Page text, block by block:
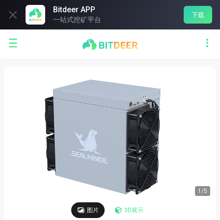

Bitdeer APP
一站式挖矿平台
下载
 
1 /5
图片 3D展示